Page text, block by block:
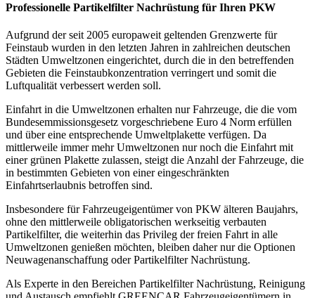
Professionelle Partikelfilter Nachrüstung für Ihren PKW
Aufgrund der seit 2005 europaweit geltenden Grenzwerte für
Feinstaub wurden in den letzten Jahren in zahlreichen deutschen
Städten Umweltzonen eingerichtet, durch die in den betreffenden
Gebieten die Feinstaubkonzentration verringert und somit die
Luftqualität verbessert werden soll.
Einfahrt in die Umweltzonen erhalten nur Fahrzeuge, die die vom
Bundesemmissionsgesetz vorgeschriebene Euro 4 Norm erfüllen
und über eine entsprechende Umweltplakette verfügen. Da
mittlerweile immer mehr Umweltzonen nur noch die Einfahrt mit
einer grünen Plakette zulassen, steigt die Anzahl der Fahrzeuge, die
in bestimmten Gebieten von einer eingeschränkten
Einfahrtserlaubnis betroffen sind.
Insbesondere für Fahrzeugeigentümer von PKW älteren Baujahrs,
ohne den mittlerweile obligatorischen werkseitig verbauten
Partikelfilter, die weiterhin das Privileg der freien Fahrt in alle
Umweltzonen genießen möchten, bleiben daher nur die Optionen
Neuwagenanschaffung oder Partikelfilter Nachrüstung.
Als Experte in den Bereichen Partikelfilter Nachrüstung, Reinigung